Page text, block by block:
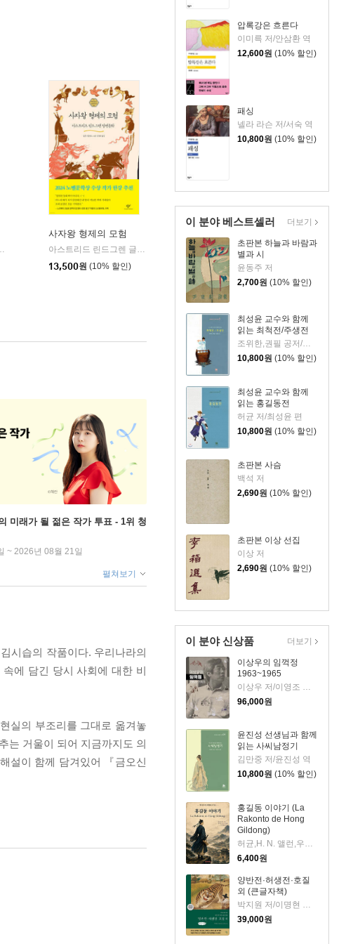
압록강은 흐른다
이미륵 저/안삼환 역
12,600원 (10% 할인)
패싱
넬라 라슨 저/서숙 역
10,800원 (10% 할인)
이 분야 베스트셀러
초판본 하늘과 바람과
별과 시
윤동주 저
2,700원 (10% 할인)
최성윤 교수와 함께
읽는 최척전/주생전
조위한,권필 공저/최성윤 역
10,800원 (10% 할인)
최성윤 교수와 함께
읽는 홍길동전
허균 저/최성윤 편
10,800원 (10% 할인)
초판본 사슴
백석 저
2,690원 (10% 할인)
초판본 이상 선집
이상 저
2,690원 (10% 할인)
더보기
이 분야 신상품
이상우의 임꺽정
1963~1965
96,000원
윤진성 선생님과 함께
읽는 사씨남정기
김만중 저/윤진성 역
10,800원 (10% 할인)
홍길동 이야기 (La
Rakonto de Hong
Gildong)
6,400원
양반전·허생전·호질
외 (큰글자책)
박지원 저/이명현 역/한동훈 그림
39,000원
더보기
사자왕 형제의 모험
| 창비
13,500원 (10% 할인)
미래가 될 젊은 작가 투표 - 1위 청
~ 2026년 08월 21일
펼쳐보기
시습의 작품이다. 우리나라의
에 담긴 당시 사회에 대한 비
실의 부조리를 그대로 옮겨놓
는 거울이 되어 지금까지도 의
설이 함께 담겨있어 『금오신